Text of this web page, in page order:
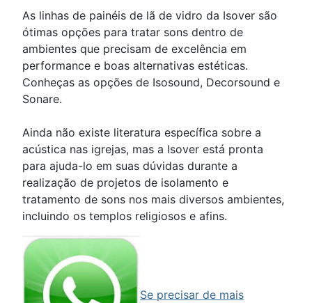
As linhas de painéis de lã de vidro da Isover são
ótimas opções para tratar sons dentro de
ambientes que precisam de excelência em
performance e boas alternativas estéticas.
Conheças as opções de Isosound, Decorsound e
Sonare.
Ainda não existe literatura específica sobre a
acústica nas igrejas, mas a Isover está pronta
para ajuda-lo em suas dúvidas durante a
realização de projetos de isolamento e
tratamento de sons nos mais diversos ambientes,
incluindo os templos religiosos e afins.
Se precisar de mais